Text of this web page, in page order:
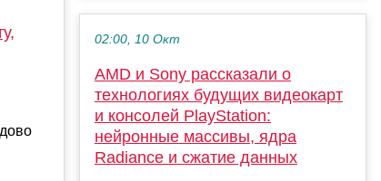
02:00, 10 Окт
AMD и Sony рассказали о
технологиях будущих видеокарт
и консолей PlayStation:
нейронные массивы, ядра
Radiance и сжатие данных